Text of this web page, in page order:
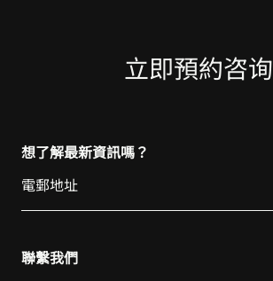
立即預約咨询
想了解最新資訊嗎？
聯繫我們